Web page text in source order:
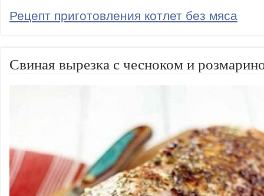
Рецепт приготовления котлет без мяса
Свиная вырезка с чесноком и